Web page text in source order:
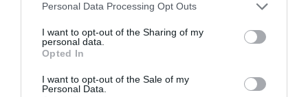
Personal Data Processing Opt Outs
I want to opt-out of the Sharing of my
personal data.
Opted In
I want to opt-out of the Sale of my
Personal Data.
ΑΙ ΕΟΡΤΑΙ ΤΟΥ ΜΑΝΙΑΚΟΥ
-Δέκα χιλιάδες λαού εις τον Ιερόν Χώρον